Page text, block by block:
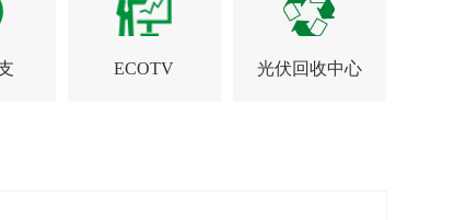
ECOTV 光伏回收中心